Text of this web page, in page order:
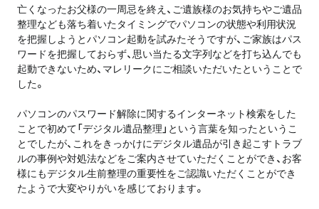
亡くなったお父様の一周忌を終え、ご遺族様のお気持ちやご遺品
整理なども落ち着いたタイミングでパソコンの状態や利用状況
を把握しようとパソコン起動を試みたそうですが、ご家族はパス
ワードを把握しておらず、思い当たる文字列などを打ち込んでも
起動できないため、マレリークにご相談いただいたということで
した。
パソコンのパスワード解除に関するインターネット検索をした
ことで初めて「デジタル遺品整理」という言葉を知ったというこ
とでしたが、これをきっかけにデジタル遺品が引き起こすトラブ
ルの事例や対処法などをご案内させていただくことができ、お客
様にもデジタル生前整理の重要性をご認識いただくことができ
たようで大変やりがいを感じております。